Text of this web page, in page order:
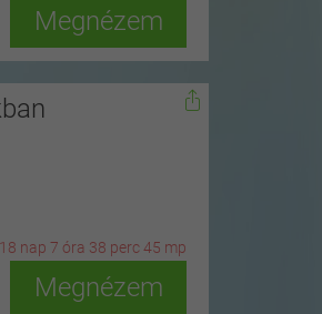
Megnézem
18 nap 7 óra 38 perc43 mp
Megnézem